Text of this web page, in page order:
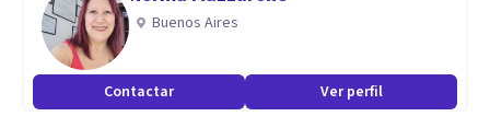
Buenos Aires
Contactar Ver perfil